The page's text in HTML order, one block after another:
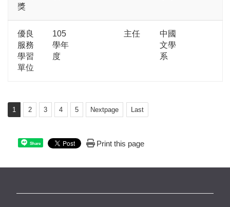
獎
優良
服務
學習
單位
105
學年
度
主任
中國
文學
系
1 2 3 4 5 Nextpage Last
Share Print this page